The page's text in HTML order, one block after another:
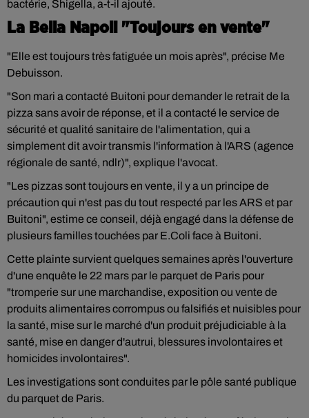
bactérie, Shigella, a-t-il ajouté.
La Bella Napoli "Toujours en vente"
"Elle est toujours très fatiguée un mois après", précise Me
Debuisson.
"Son mari a contacté Buitoni pour demander le retrait de la
pizza sans avoir de réponse, et il a contacté le service de
sécurité et qualité sanitaire de l'alimentation, qui a
simplement dit avoir transmis l'information à l'ARS (agence
régionale de santé, ndlr)", explique l'avocat.
"Les pizzas sont toujours en vente, il y a un principe de
précaution qui n'est pas du tout respecté par les ARS et par
Buitoni", estime ce conseil, déjà engagé dans la défense de
plusieurs familles touchées par E.Coli face à Buitoni.
Cette plainte survient quelques semaines après l'ouverture
d'une enquête le 22 mars par le parquet de Paris pour
"tromperie sur une marchandise, exposition ou vente de
produits alimentaires corrompus ou falsifiés et nuisibles pour
la santé, mise sur le marché d'un produit préjudiciable à la
santé, mise en danger d'autrui, blessures involontaires et
homicides involontaires".
Les investigations sont conduites par le pôle santé publique
du parquet de Paris.